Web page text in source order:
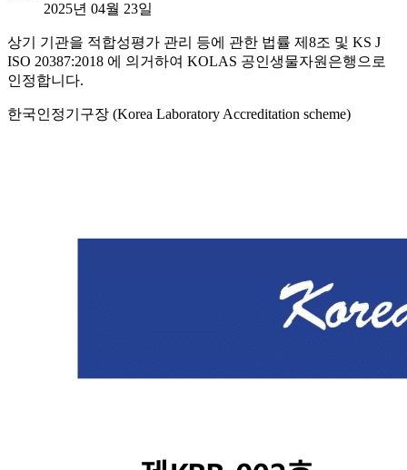
2025년 04월 23일
상기 기관을 적합성평가 관리 등에 관한 법률 제8조 및 KS J
ISO 20387:2018 에 의거하여 KOLAS 공인생물자원은행으로
인정합니다.
한국인정기구장 (Korea Laboratory Accreditation scheme)